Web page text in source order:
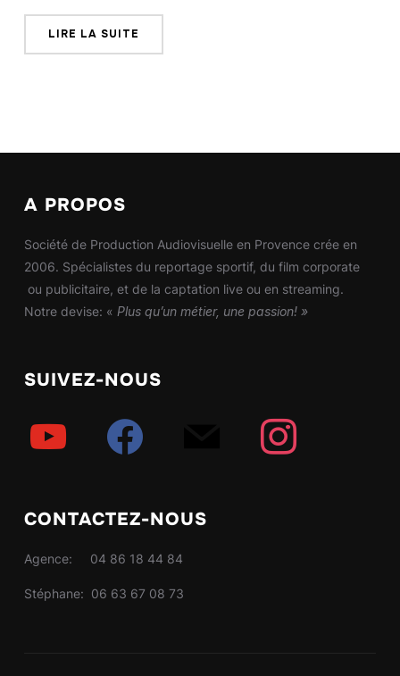
LIRE LA SUITE
A PROPOS
Société de Production Audiovisuelle en Provence crée en
2006. Spécialistes du reportage sportif, du film corporate
ou publicitaire, et de la captation live ou en streaming.
Notre devise: « Plus qu’un métier, une passion! »
SUIVEZ-NOUS
CONTACTEZ-NOUS
Agence: 04 86 18 44 84
Stéphane: 06 63 67 08 73